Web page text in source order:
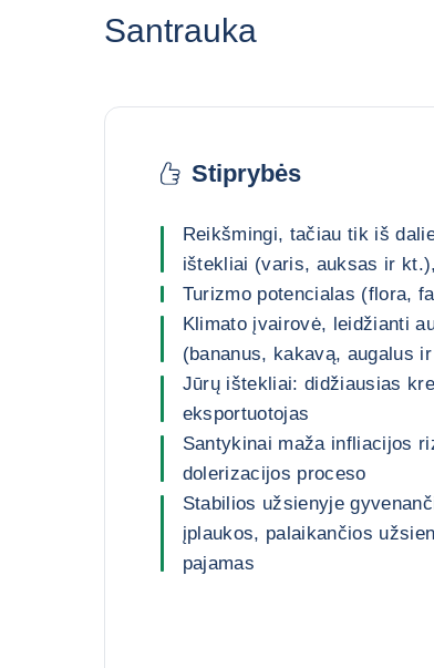
Santrauka
Stiprybės
Reikšmingi, tačiau tik iš
ištekliai (varis, auksas ir
Turizmo potencialas (flora,
Klimato įvairovė, leidžianti
(bananus, kakavą, augalus
Jūrų ištekliai: didžiausias
eksportuotojas
Santykinai maža infliacijos
dolerizacijos proceso
Stabilios užsienyje
įplaukos, palaikančios
pajamas